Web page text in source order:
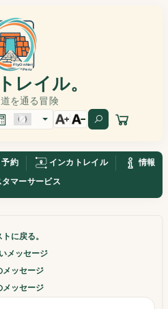
レイル。
を通る冒険
予約 インカトレイル
情報
タマーサービス
トに戻る。
メッセージ
メッセージ
メッセージ